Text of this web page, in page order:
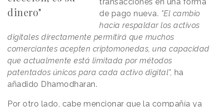
dinero"
transacciones en una forma
de pago nueva. "El cambio
hacia respaldar los activos
digitales directamente permitirá que muchos
comerciantes acepten criptomonedas, una capacidad
que actualmente está limitada por métodos
patentados únicos para cada activo digital", ha
añadido Dhamodharan.
Por otro lado, cabe mencionar que la compañía ya